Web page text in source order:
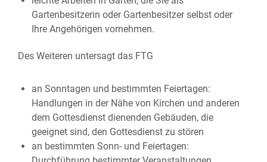
Gartenbesitzerin oder Gartenbesitzer selbst oder
Ihre Angehörigen vornehmen.
Des Weiteren untersagt das FTG
an Sonntagen und bestimmten Feiertagen:
Handlungen in der Nähe von Kirchen und anderen
dem Gottesdienst dienenden Gebäuden, die
geeignet sind, den Gottesdienst zu stören
an bestimmten Sonn- und Feiertagen: